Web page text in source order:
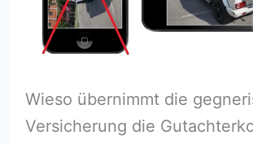
Wieso übernimmt die
Versicherung die